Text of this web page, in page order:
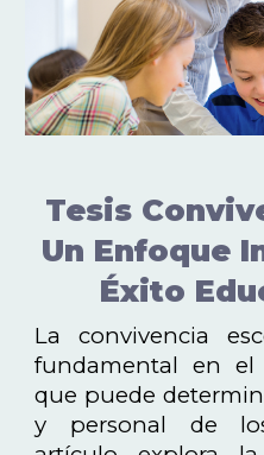
Tesis
Un Enfoque
Éxito
La convivencia
fundamental en el
que puede
y personal de